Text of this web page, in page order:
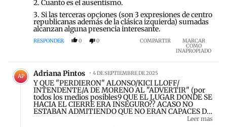
2. Cuanto es el ausentismo.
3. Si las terceras opciones (son 3 expresiones de centro
republicanas además de la clásica izquierda) sumadas
alcanzan alguna presencia interesante.
RESPONDER 0 0 COMPARTIR MARCAR
COMO
INAPROPIADO
Comentario de Adriana Pintos.
AP Adriana Pintos 4 DE SEPTIEMBRE DE 2025
Y QUE "PERDIERON" ALONSO/KICI LLOFF/
INTENDENTE/A DE MORENO AL "ADVERTIR" (por
todos los medios posibles9 QUE EL LUGAR DONDE SE
HACIA EL CIERRE ERA INSEGURO?? ACASO NO
ESTABAN ADMITIENDO QUE NO ERAN CAPACES DE
GARANTIZAR LA SEGURIDAD DEL EJECUTIVOLeer mas